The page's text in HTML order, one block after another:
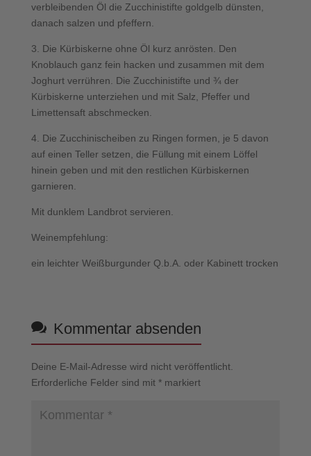
verbleibenden Öl die Zucchinistifte goldgelb dünsten,
danach salzen und pfeffern.
3. Die Kürbiskerne ohne Öl kurz anrösten. Den
Knoblauch ganz fein hacken und zusammen mit dem
Joghurt verrühren. Die Zucchinistifte und ¾ der
Kürbiskerne unterziehen und mit Salz, Pfeffer und
Limettensaft abschmecken.
4. Die Zucchinischeiben zu Ringen formen, je 5 davon
auf einen Teller setzen, die Füllung mit einem Löffel
hinein geben und mit den restlichen Kürbiskernen
garnieren.
Mit dunklem Landbrot servieren.
Weinempfehlung:
ein leichter Weißburgunder Q.b.A. oder Kabinett trocken
Kommentar absenden
Deine E-Mail-Adresse wird nicht veröffentlicht.
Erforderliche Felder sind mit *markiert